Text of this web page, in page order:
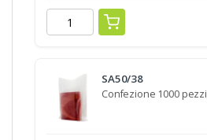
SA50/38
Confezione 1000 pezzi